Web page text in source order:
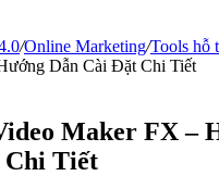
/Online Marketing/Tools hỗ
Dẫn Cài Đặt Chi Tiết
Maker FX –
Chi Tiết